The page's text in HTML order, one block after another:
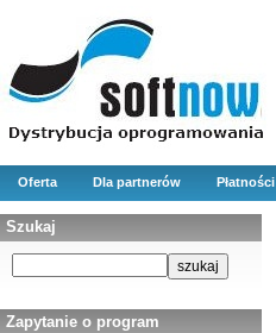
Oferta Dla partnerów Płatności
Szukaj
Zapytanie o program